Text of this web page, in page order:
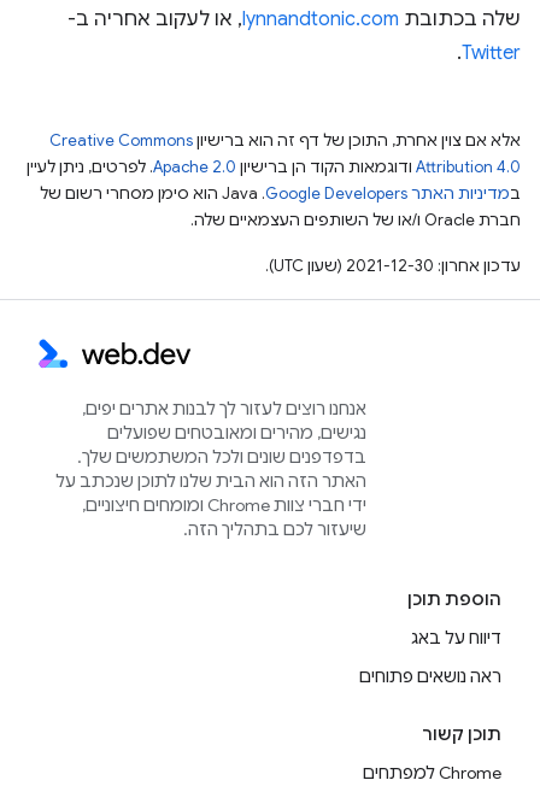
שלה בכתובת lynnandtonic.com, או לעקוב אחריה ב-
Twitter
.
אלא אם צוין אחרת, התוכן של דף זה הוא ברישיוןCreative Commons
Attribution 4.0 ודוגמאות הקוד הן ברישיון Apache 2.0. לפרטים, ניתן לעיין
במדיניות האתר Google Developers‏
.‏ Java הוא סימן מסחרי רשום של
חברת Oracle ו/או של השותפים העצמאיים שלה.
עדכון אחרון: 2021-12-30 (שעון UTC).
אנחנו רוצים לעזור לך לבנות אתרים יפים,
נגישים, מהירים ומאובטחים שפועלים
בדפדפנים שונים ולכל המשתמשים שלך.
האתר הזה הוא הבית שלנו לתוכן שנכתב על
ידי חברי צוות Chrome ומומחים חיצוניים,
שיעזור לכם בתהליך הזה.
הוספת תוכן
דיווח על באג
ראה נושאים פתוחים
תוכן קשור
Chrome למפתחים